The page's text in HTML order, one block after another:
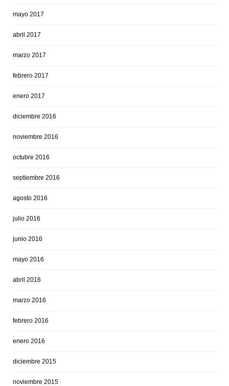
mayo 2017
abril 2017
marzo 2017
febrero 2017
enero 2017
diciembre 2016
noviembre 2016
octubre 2016
septiembre 2016
agosto 2016
julio 2016
junio 2016
mayo 2016
abril 2016
marzo 2016
febrero 2016
enero 2016
diciembre 2015
noviembre 2015